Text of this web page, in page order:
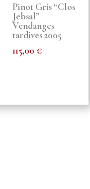
Pinot Gris “Clos
Jebsal”
Vendanges
tardives 2005
115,00 €